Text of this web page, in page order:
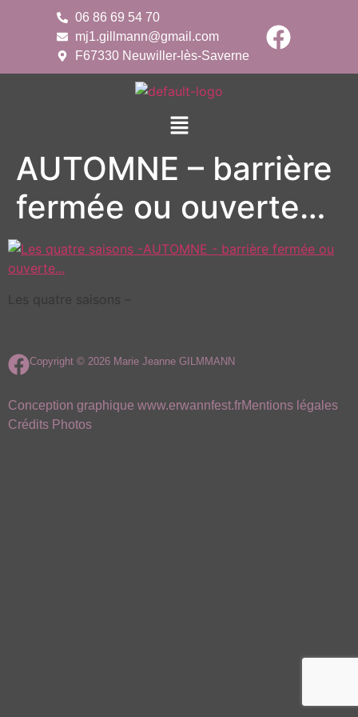
06 86 69 54 70
mj1.gillmann@gmail.com
F67330 Neuwiller-lès-Saverne
AUTOMNE – barrière
fermée ou ouverte…
Les quatre saisons –
Copyright © 2026 Marie Jeanne GILMMANN
Conception graphique www.erwannfest.frMentions légales
Crédits Photos